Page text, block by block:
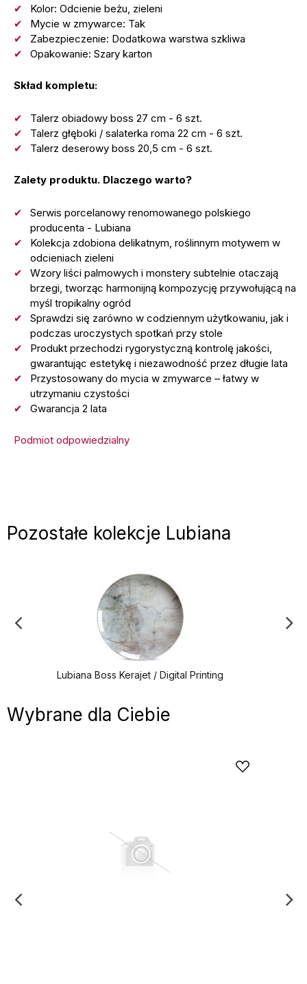
Kolor: Odcienie beżu, zieleni
Mycie w zmywarce: Tak
Zabezpieczenie: Dodatkowa warstwa szkliwa
Opakowanie: Szary karton
Skład kompletu:
Talerz obiadowy boss 27 cm - 6 szt.
Talerz głęboki / salaterka roma 22 cm - 6 szt.
Talerz deserowy boss 20,5 cm - 6 szt.
Zalety produktu. Dlaczego warto?
Serwis porcelanowy renomowanego polskiego
producenta - Lubiana
Kolekcja zdobiona delikatnym, roślinnym motywem w
odcieniach zieleni
Wzory liści palmowych i monstery subtelnie otaczają
brzegi, tworząc harmonijną kompozycję przywołującą na
myśl tropikalny ogród
Sprawdzi się zarówno w codziennym użytkowaniu, jak i
podczas uroczystych spotkań przy stole
Produkt przechodzi rygorystyczną kontrolę jakości,
gwarantując estetykę i niezawodność przez długie lata
Przystosowany do mycia w zmywarce – łatwy w
utrzymaniu czystości
Gwarancja 2 lata
Podmiot odpowiedzialny
Pozostałe kolekcje Lubiana
Lubiana Boss Kerajet / Digital Printing
Wybrane dla Ciebie